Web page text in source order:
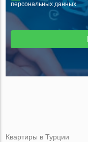
персональных данных
Квартиры в Турции